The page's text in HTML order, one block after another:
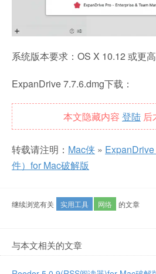
系统版本要求：OS X 10.12 或更高
ExpanDrive 7.7.6.dmg下载：
本文隐藏内容 登陆 后
转载请注明： Mac侠 »
件）for Mac破解版
继续浏览有关 实用工具 网络 的文章
与本文相关的文章